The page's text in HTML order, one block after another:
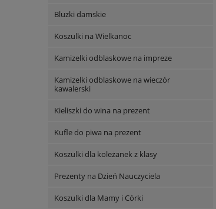
Bluzki damskie
Koszulki na Wielkanoc
Kamizelki odblaskowe na impreze
Kamizelki odblaskowe na wieczór
kawalerski
Kieliszki do wina na prezent
Kufle do piwa na prezent
Koszulki dla koleżanek z klasy
Prezenty na Dzień Nauczyciela
Koszulki dla Mamy i Córki